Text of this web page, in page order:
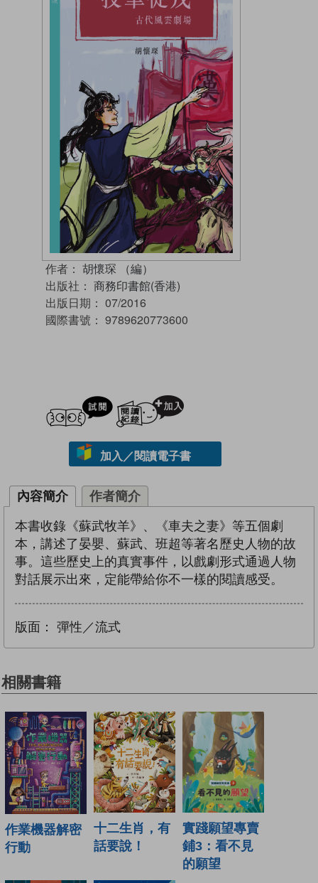
作者： 胡懷琛 （編）
出版社： 商務印書館(香港)
出版日期： 07/2016
國際書號： 9789620773600
試閲
加入／閱讀電子書
內容簡介 作者簡介
本書收錄《蘇武牧羊》、《車夫之妻》等五個劇
本，講述了晏嬰、蘇武、班超等著名歷史人物的故
事。這些歷史上的真實事件，以戲劇形式通過人物
對話展示出來，定能帶給你不一樣的閱讀感受。
版面： 彈性／流式
相關書籍
作業機器解密
行動
十二生肖，有
話要說！
實踐願望專賣
鋪3：看不見
的願望